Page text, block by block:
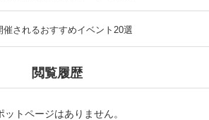
催されるおすすめイベント20選
閲覧履歴
トページはありません。